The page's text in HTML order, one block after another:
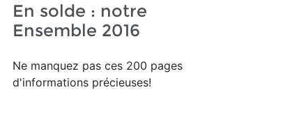
En solde : notre
Ensemble 2016
Ne manquez pas ces 200 pages
d'informations précieuses!